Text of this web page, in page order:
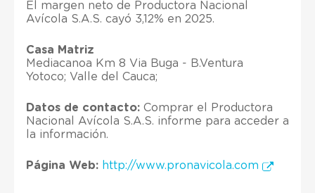
El margen neto de Productora Nacional
Avícola S.A.S. cayó 3,12% en 2025.
Casa Matriz
Mediacanoa Km 8 Via Buga - B.Ventura
Yotoco; Valle del Cauca;
Datos de contacto: Comprar el Productora
Nacional Avícola S.A.S. informe para acceder a
la información.
Página Web: http://www.pronavicola.com